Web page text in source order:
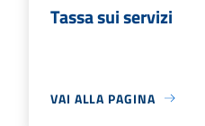
Tassa sui servizi
VAI ALLA PAGINA